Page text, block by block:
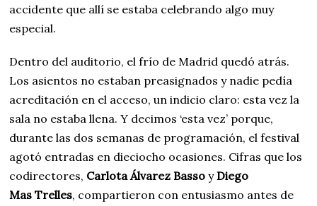
accidente que allí se estaba celebrando algo muy
especial.
Dentro del auditorio, el frío de Madrid quedó atrás.
Los asientos no estaban preasignados y nadie pedía
acreditación en el acceso, un indicio claro: esta vez la
sala no estaba llena. Y decimos ‘esta vez’ porque,
durante las dos semanas de programación, el festival
agotó entradas en dieciocho ocasiones. Cifras que los
codirectores, Carlota Álvarez BassoyDiego
Mas Trelles, compartieron con entusiasmo antes de